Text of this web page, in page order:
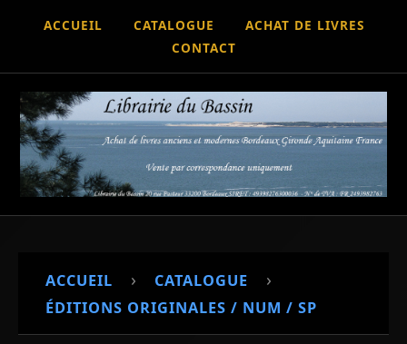
ACCUEIL CATALOGUE
ACHAT DE LIVRES
CONTACT
ACCUEIL › CATALOGUE ›
ÉDITIONS ORIGINALES / NUM / SP